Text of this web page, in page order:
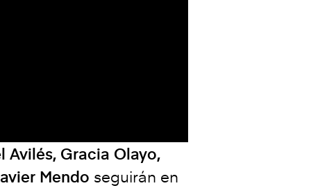
Avilés, Gracia Olayo,
Mendo seguirán en